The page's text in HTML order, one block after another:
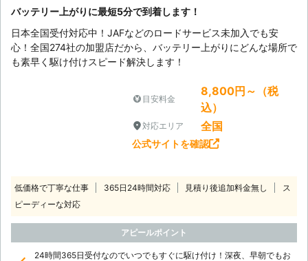
バッテリー上がりに最短5分で到着します！
日本全国受付対応中！JAFなどのロードサービス未加入でも安
心！全国274社の加盟店だから、バッテリー上がりにどんな場所で
も素早く駆け付けスピード解決します！
目安料金
8,800円～（税
込）
対応エリア 全国
公式サイトを確認
低価格で丁寧な仕事 365日24時間対応 見積り後追加料金無し
ス
ピーディーな対応
アピールポイント
24時間365日受付なのでいつでもすぐに駆け付け！深夜、早朝でもお